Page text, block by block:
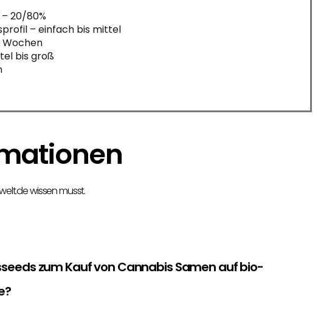
20/80%
– einfach bis mittel
Wochen
bis groß
wissen musst.
zum Kauf von Cannabis Samen auf bio-